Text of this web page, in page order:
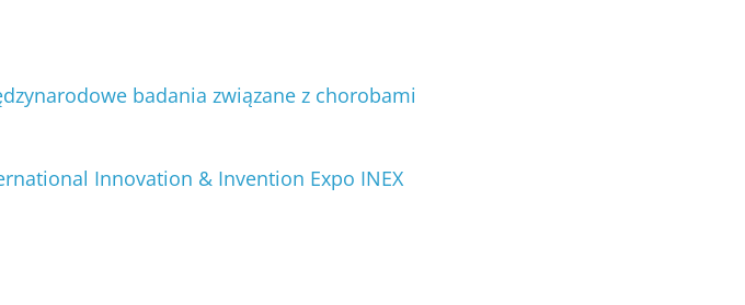
badania związane z chorobami
Innovation & Invention Expo INEX